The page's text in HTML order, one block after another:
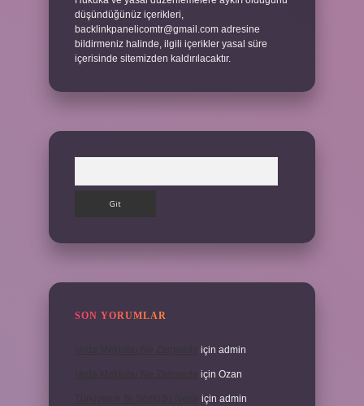
düşündüğünüz içerikleri,
backlinkpanelicomtr@gmail.com adresine
bildirmeniz halinde, ilgili içerikler yasal süre
içerisinde sitemizden kaldırılacaktır.
SON YORUMLAR
için admin
için Ozan
için admin